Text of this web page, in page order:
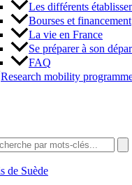
Les différents
Bourses et financement
La vie en France
Se préparer à son
FAQ
Research mobility